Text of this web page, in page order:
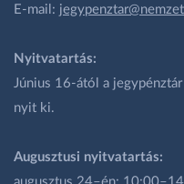
E-mail:
Nyitvatartás:
Június 16-ától a
nyit ki.
Augusztusi nyitvatartás: